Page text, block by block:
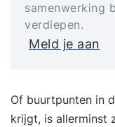
samenwerking
verdiepen.
Meld je aan
Of buurtpunten in
krijgt, is allerminst